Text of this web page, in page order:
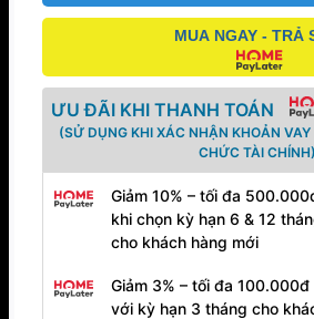
MUA NGAY - TRẢ
ƯU ĐÃI KHI THANH TOÁN
(SỬ DỤNG KHI XÁC NHẬN KHOẢN
CHỨC TÀI CHÍNH)
Giảm 10% – tối đa
khi chọn kỳ hạn 6 & 12
cho khách hàng mới
Giảm 3% – tối đa 100.000đ
với kỳ hạn 3 tháng cho